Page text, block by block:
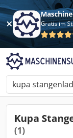
Gratis im
Kupa
(1)